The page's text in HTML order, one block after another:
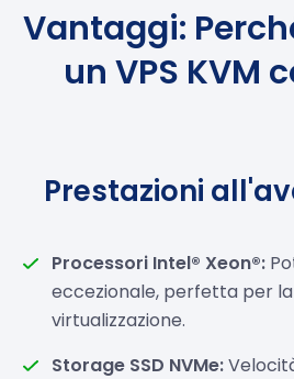
Vantaggi:
un VPS KVM
Prestazioni
Processori Intel® Xeon®:
eccezionale, perfetta per
virtualizzazione.
Storage SSD NVMe: